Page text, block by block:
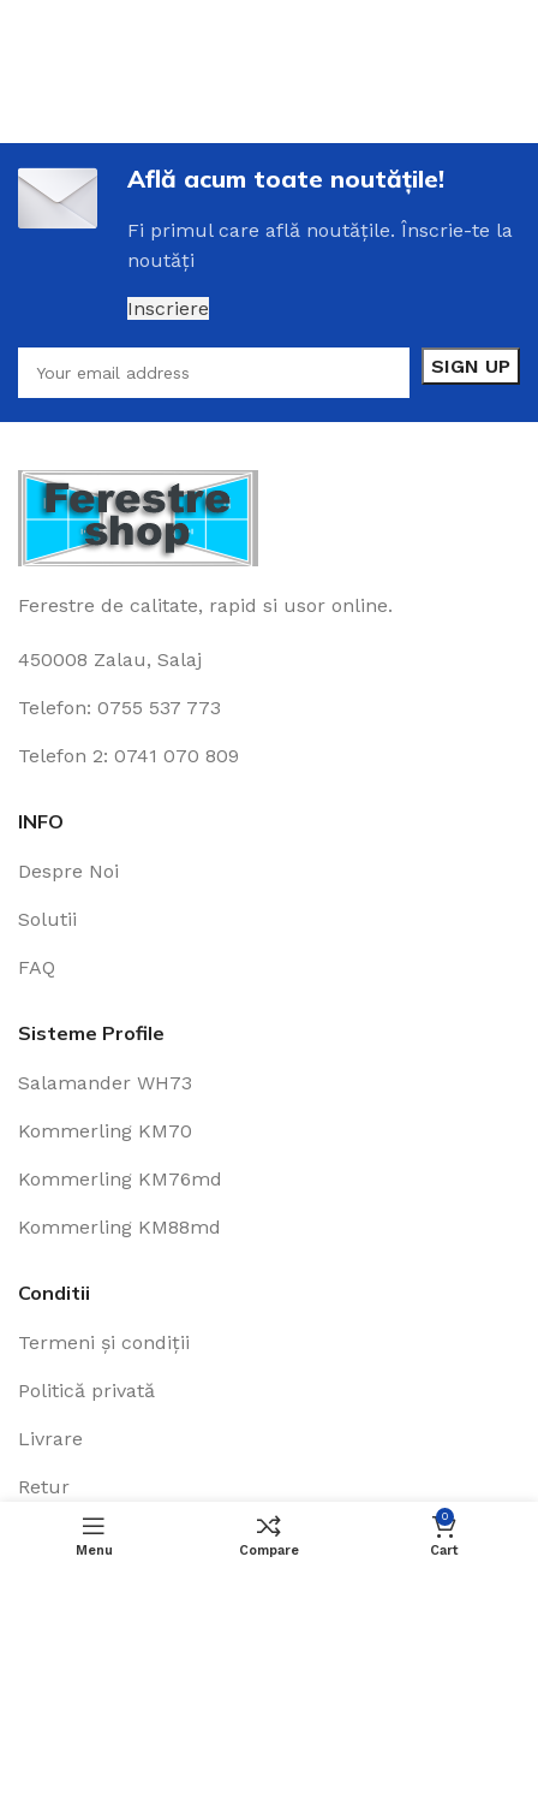
Află acum toate noutățile!
Fi primul care află noutățile. Înscrie-te la
noutăți
Inscriere
Ferestre de calitate, rapid si usor online.
450008 Zalau, Salaj
Telefon: 0755 537 773
Telefon 2: 0741 070 809
INFO
Despre Noi
Solutii
FAQ
Sisteme Profile
Salamander WH73
Kommerling KM70
Kommerling KM76md
Kommerling KM88md
Conditii
Termeni și condiții
Politică privată
Livrare
Retur
Garanție
Menu Compare
0
Cart